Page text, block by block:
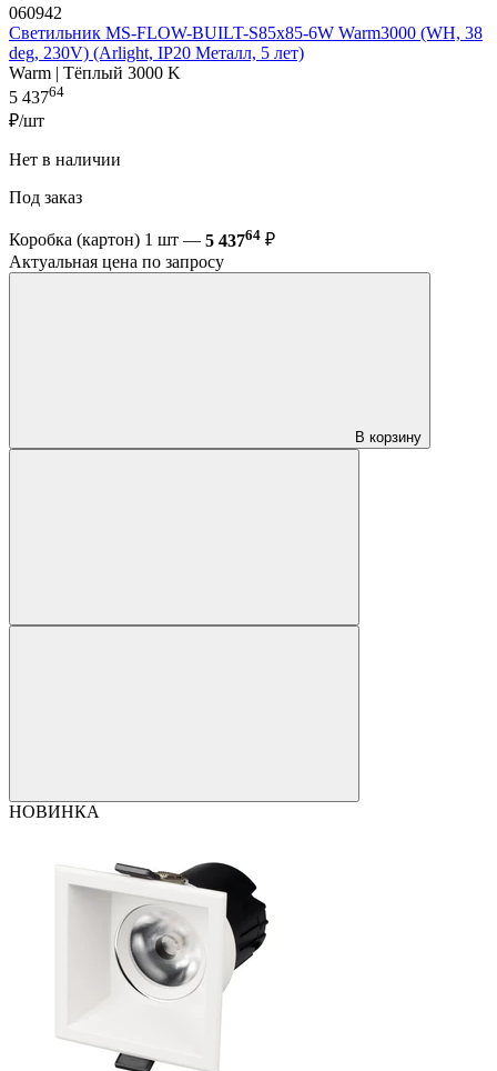
060942
Светильник MS-FLOW-BUILT-S85x85-6W Warm3000 (WH, 38
deg, 230V) (Arlight, IP20 Металл, 5 лет)
Warm | Тёплый 3000 K
5 43764
₽/шт
Нет в наличии
Под заказ
Коробка (картон) 1 шт — 5 43764 ₽
Актуальная цена по запросу
В корзину
НОВИНКА